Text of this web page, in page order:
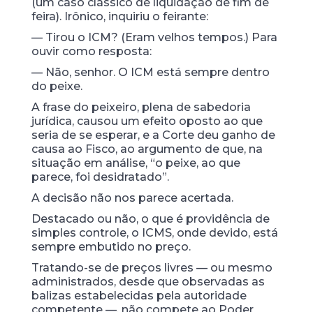
feira). Irônico, inquiriu o feirante:
— Tirou o ICM? (Eram velhos tempos.) Para
ouvir como resposta:
— Não, senhor. O ICM está sempre dentro
do peixe.
A frase do peixeiro, plena de sabedoria
jurídica, causou um efeito oposto ao que
seria de se esperar, e a Corte deu ganho de
causa ao Fisco, ao argumento de que, na
situação em análise, “o peixe, ao que
parece, foi desidratado”.
A decisão não nos parece acertada.
Destacado ou não, o que é providência de
simples controle, o ICMS, onde devido, está
sempre embutido no preço.
Tratando-se de preços livres — ou mesmo
administrados, desde que observadas as
balizas estabelecidas pela autoridade